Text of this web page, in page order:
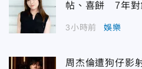
帖、喜餅 7年對
3小時前 娛樂
周杰倫遭狗仔影